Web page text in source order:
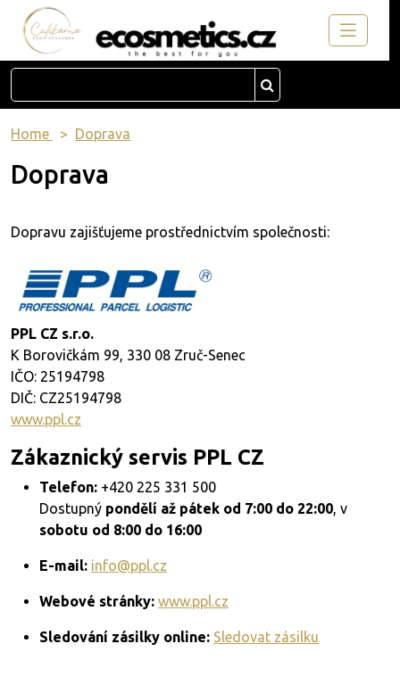
Home Doprava
Doprava
Dopravu zajišťujeme prostřednictvím společnosti:
PPL CZ s.r.o.
K Borovičkám 99, 330 08 Zruč-Senec
IČO: 25194798
DIČ: CZ25194798
www.ppl.cz
Zákaznický servis PPL CZ
Telefon: +420 225 331 500
Dostupný pondělí až pátek od 7:00 do 22:00, v
sobotu od 8:00 do 16:00
E-mail: info@ppl.cz
Webové stránky: www.ppl.cz
Sledování zásilky online: Sledovat zásilku